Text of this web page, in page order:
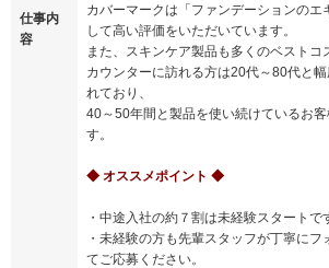
仕事内
容
カバーマークは「ファンデーションのエ
して高い評価をいただいています。
また、スキンケア製品も多くのベストコ
カウンターに訪れる方は20代～80代と
れており、
40～50年間と製品を使い続けているお
す。
◆ オススメポイント ◆
・中途入社の約７割は未経験スタートで
・未経験の方も先輩スタッフが丁寧にフ
てご応募ください。